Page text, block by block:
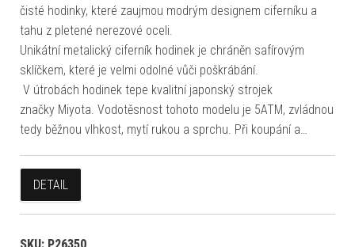
čisté hodinky, které zaujmou modrým designem ciferníku a
tahu z pletené nerezové oceli.
Unikátní metalický ciferník hodinek je chráněn safírovým
sklíčkem, které je velmi odolné vůči poškrábání.
V útrobách hodinek tepe kvalitní japonský strojek
značky Miyota. Vodotěsnost tohoto modelu je 5ATM, zvládnou
tedy běžnou vlhkost, mytí rukou a sprchu. Při koupání a…
DETAIL